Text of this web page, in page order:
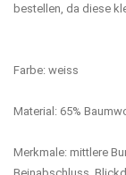
bestellen, da diese
Farbe: weiss
Material: 65%
Merkmale: mittlere